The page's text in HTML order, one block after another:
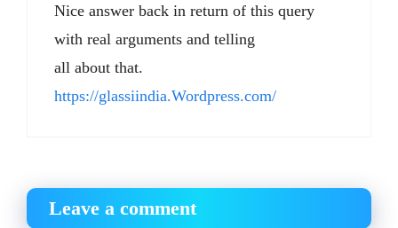
Nice answer back in return of this query
with real arguments and telling
all about that.
https://glassiindia.Wordpress.com/
Leave a comment